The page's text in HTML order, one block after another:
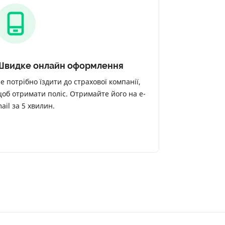
онлайн оформлення
потрібно їздити до страхової компанії,
отримати поліс. Отримайте його на e-
за 5 хвилин.